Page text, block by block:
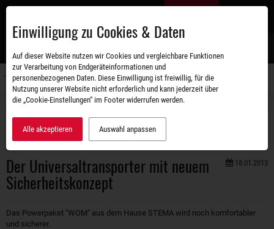
Zum
Der Universaltransporter mit neuem Sicherheitskonzept
18.01.2013
Der Universaltransporter mit neuem
Sicherheitskonzept
Das Powerpaket "WOM" aus dem Hause STEMA wird noch komfortabler
und sicherer.
Einwilligung zu Cookies & Daten
Auf dieser Website nutzen wir Cookies und vergleichbare Funktionen
zur Verarbeitung von Endgeräteinformationen und
personenbezogenen Daten. Diese Einwilligung ist freiwillig, für die
Nutzung unserer Website nicht erforderlich und kann jederzeit über
die „Cookie-Einstellungen“ im Footer widerrufen werden.
Alle akzeptieren Auswahl anpassen